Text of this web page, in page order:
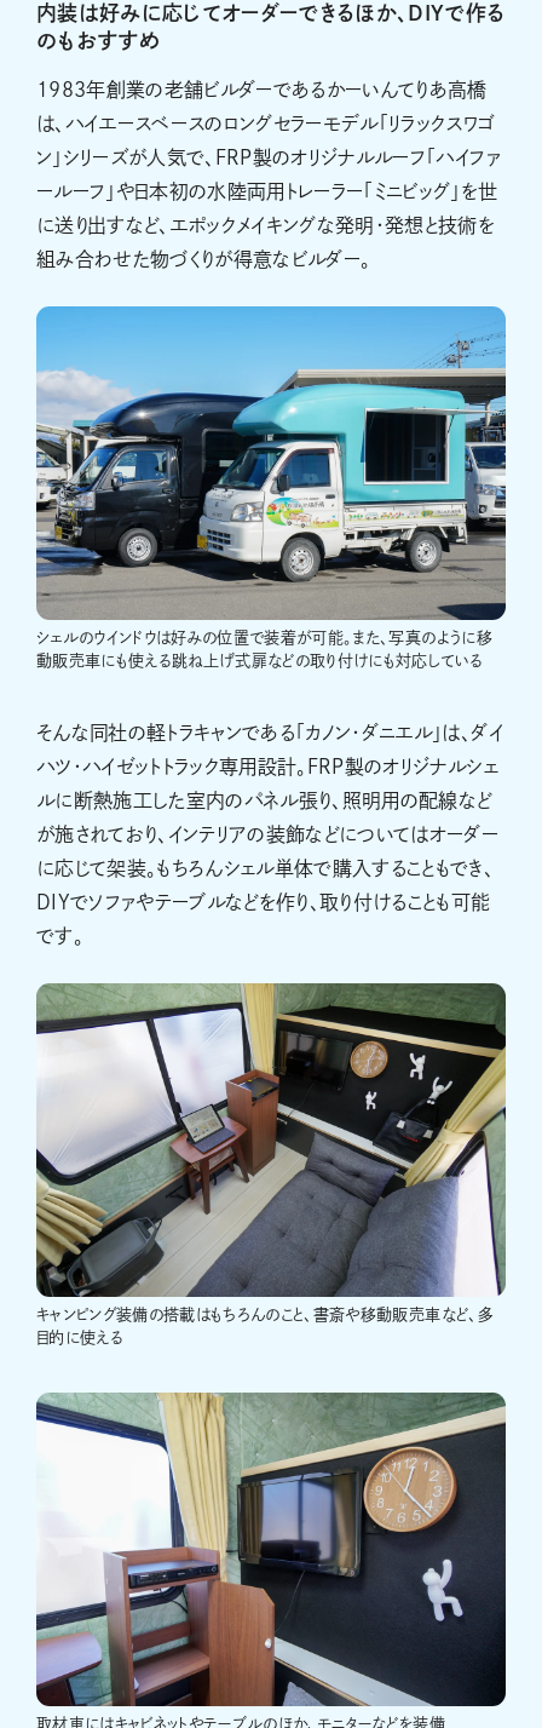
内装は好みに応じてオーダーできるほか、DIYで作る
のもおすすめ
1983年創業の老舗ビルダーであるかーいんてりあ高橋
は、ハイエースベースのロングセラーモデル「リラックスワゴ
ン」シリーズが人気で、FRP製のオリジナルルーフ「ハイファ
ールーフ」や日本初の水陸両用トレーラー「ミニビッグ」を世
に送り出すなど、エポックメイキングな発明・発想と技術を
組み合わせた物づくりが得意なビルダー。
シェルのウインドウは好みの位置で装着が可能。また、写真のように移
動販売車にも使える跳ね上げ式扉などの取り付けにも対応している
そんな同社の軽トラキャンである「カノン・ダニエル」は、ダイ
ハツ・ハイゼットトラック専用設計。FRP製のオリジナルシェ
ルに断熱施工した室内のパネル張り、照明用の配線など
が施されており、インテリアの装飾などについてはオーダー
に応じて架装。もちろんシェル単体で購入することもでき、
DIYでソファやテーブルなどを作り、取り付けることも可能
です。
キャンピング装備の搭載はもちろんのこと、書斎や移動販売車など、多
目的に使える
取材車にはキャビネットやテーブルのほか、モニターなどを装備